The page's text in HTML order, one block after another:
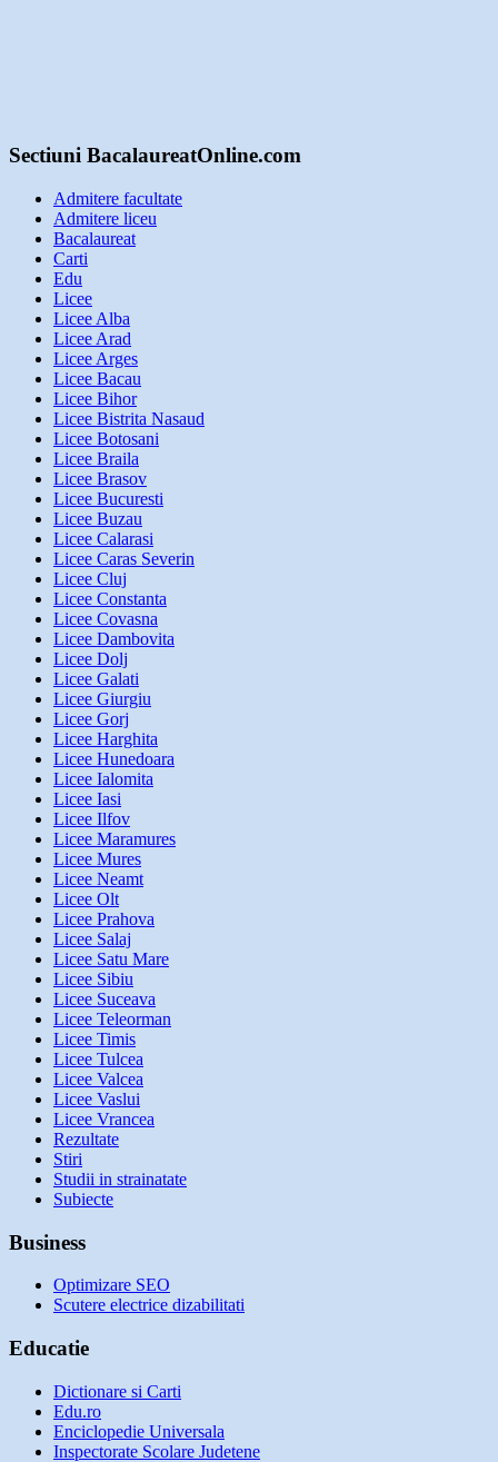
Sectiuni BacalaureatOnline.com
Admitere facultate
Admitere liceu
Bacalaureat
Carti
Edu
Licee
Licee Alba
Licee Arad
Licee Arges
Licee Bacau
Licee Bihor
Licee Bistrita Nasaud
Licee Botosani
Licee Braila
Licee Brasov
Licee Bucuresti
Licee Buzau
Licee Calarasi
Licee Caras Severin
Licee Cluj
Licee Constanta
Licee Covasna
Licee Dambovita
Licee Dolj
Licee Galati
Licee Giurgiu
Licee Gorj
Licee Harghita
Licee Hunedoara
Licee Ialomita
Licee Iasi
Licee Ilfov
Licee Maramures
Licee Mures
Licee Neamt
Licee Olt
Licee Prahova
Licee Salaj
Licee Satu Mare
Licee Sibiu
Licee Suceava
Licee Teleorman
Licee Timis
Licee Tulcea
Licee Valcea
Licee Vaslui
Licee Vrancea
Rezultate
Stiri
Studii in strainatate
Subiecte
Business
Optimizare SEO
Scutere electrice dizabilitati
Educatie
Dictionare si Carti
Edu.ro
Enciclopedie Universala
Inspectorate Scolare Judetene